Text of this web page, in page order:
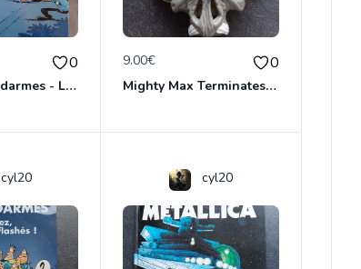
0
BD - Les gendarmes - L'imitation de vitesse - Tome 14
9.00€ 0
Mighty Max Terminates Wolfship 7
cyl20 cyl20